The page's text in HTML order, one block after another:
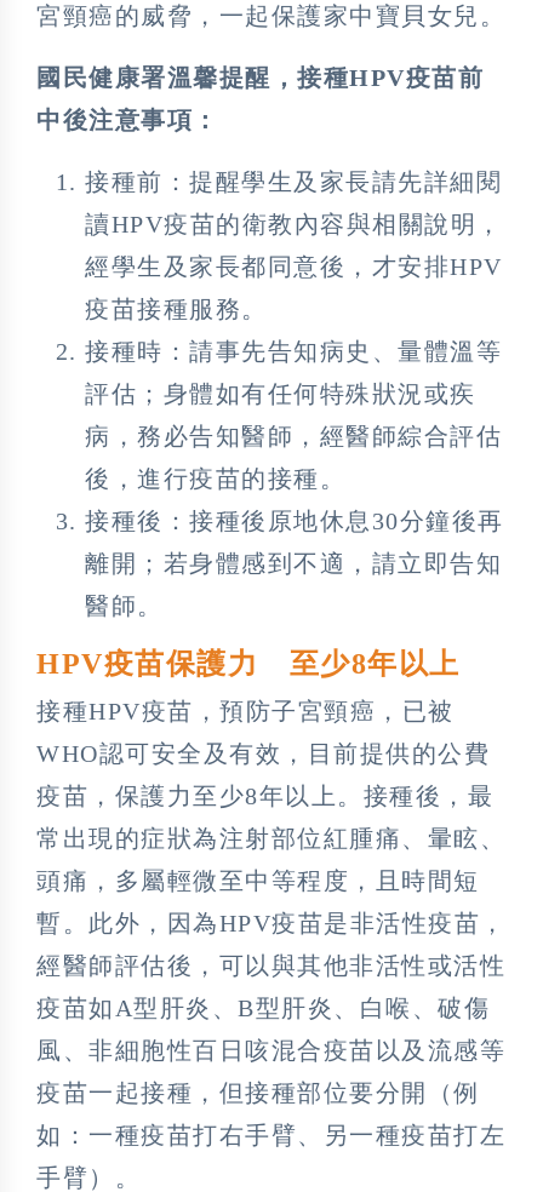
宮頸癌的威脅，一起保護家中寶貝女兒。
國民健康署溫馨提醒，接種HPV疫苗前
中後注意事項：
接種前：提醒學生及家長請先詳細閱
讀HPV疫苗的衛教內容與相關說明，
經學生及家長都同意後，才安排HPV
疫苗接種服務。
接種時：請事先告知病史、量體溫等
評估；身體如有任何特殊狀況或疾
病，務必告知醫師，經醫師綜合評估
後，進行疫苗的接種。
接種後：接種後原地休息30分鐘後再
離開；若身體感到不適，請立即告知
醫師。
HPV疫苗保護力 至少8年以上
接種HPV疫苗，預防子宮頸癌，已被
WHO認可安全及有效，目前提供的公費
疫苗，保護力至少8年以上。接種後，最
常出現的症狀為注射部位紅腫痛、暈眩、
頭痛，多屬輕微至中等程度，且時間短
暫。此外，因為HPV疫苗是非活性疫苗，
經醫師評估後，可以與其他非活性或活性
疫苗如A型肝炎、B型肝炎、白喉、破傷
風、非細胞性百日咳混合疫苗以及流感等
疫苗一起接種，但接種部位要分開（例
如：一種疫苗打右手臂、另一種疫苗打左
手臂）。